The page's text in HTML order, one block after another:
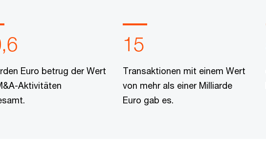
Euro betrug der Wert
Aktivitäten
15
Transaktionen mit einem Wert
von mehr als einer Milliarde
Euro gab es.